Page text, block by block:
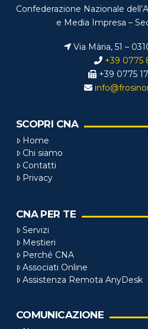
Confederazione Nazionale
e Media Impresa –
Via Mària, 51 –
+39 0775
+39 0775
SCOPRI CNA
Home
Chi siamo
Contatti
Privacy
CNA PER TE
Servizi
Mestieri
Perché CNA
Associati Online
Assistenza Remota AnyDesk
COMUNICAZIONE